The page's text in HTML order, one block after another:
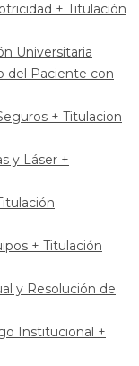
+ Titulación
Universitaria
del Paciente con
+ Titulacion
y Láser +
+ Titulación
y Resolución de
Institucional +